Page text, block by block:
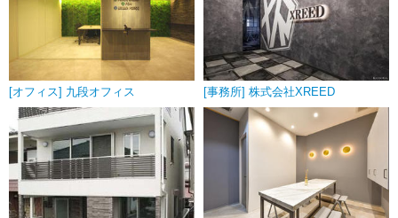
[オフィス] 九段オフィス [事務所] 株式会社XREED